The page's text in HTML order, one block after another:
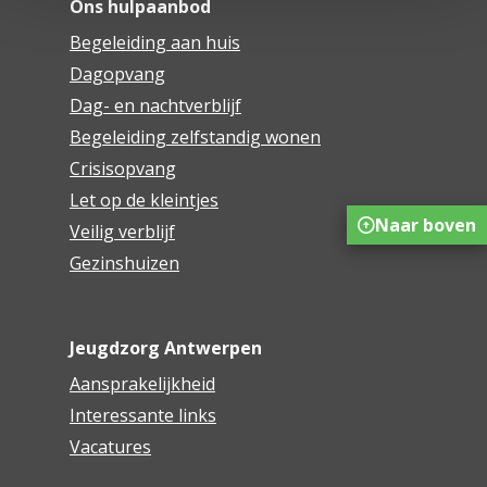
Ons hulpaanbod
Begeleiding aan huis
Dagopvang
Dag- en nachtverblijf
Begeleiding zelfstandig wonen
Crisisopvang
Let op de kleintjes
Veilig verblijf
Gezinshuizen
Jeugdzorg Antwerpen
Aansprakelijkheid
Interessante links
Vacatures
Naar boven